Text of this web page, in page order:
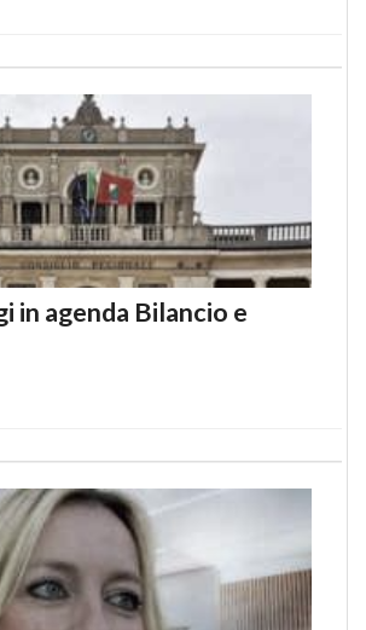
in agenda Bilancio e